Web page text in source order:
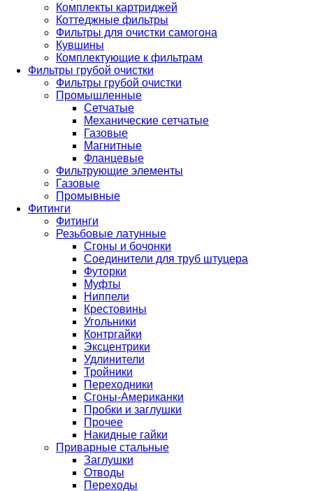
Комплекты картриджей
Коттеджные фильтры
Фильтры для очистки самогона
Кувшины
Комплектующие к фильтрам
Фильтры грубой очистки
Фильтры грубой очистки
Промышленные
Сетчатые
Механические сетчатые
Газовые
Магнитные
Фланцевые
Фильтрующие элементы
Газовые
Промывные
Фитинги
Фитинги
Резьбовые латунные
Сгоны и бочонки
Соединители для труб штуцера
Футорки
Муфты
Ниппели
Крестовины
Угольники
Контргайки
Эксцентрики
Удлинители
Тройники
Переходники
Сгоны-Американки
Пробки и заглушки
Прочее
Накидные гайки
Приварные стальные
Заглушки
Отводы
Переходы